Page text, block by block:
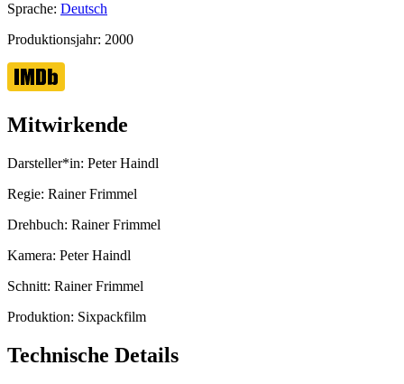
Sprache: Deutsch
Produktionsjahr: 2000
Mitwirkende
Darsteller*in: Peter Haindl
Regie: Rainer Frimmel
Drehbuch: Rainer Frimmel
Kamera: Peter Haindl
Schnitt: Rainer Frimmel
Produktion: Sixpackfilm
Technische Details